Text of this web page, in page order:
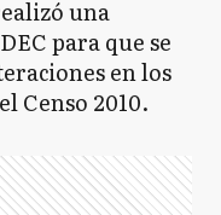
una
para que se
en los
Censo 2010.